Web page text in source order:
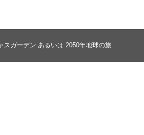
スガーデン あるいは 2050年地球の旅